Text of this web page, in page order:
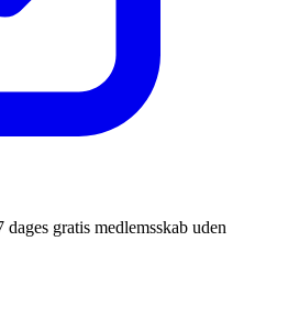
gratis medlemsskab uden